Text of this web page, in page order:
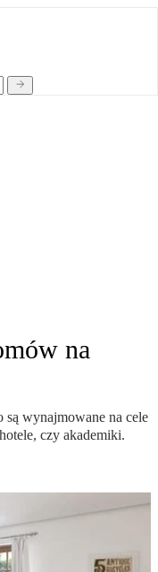
na
wynajmowane na cele
czy akademiki.